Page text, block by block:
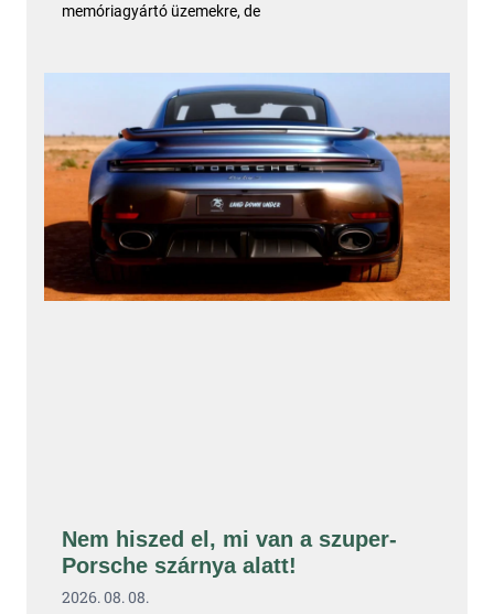
memóriagyártó üzemekre, de
Nem hiszed el, mi van a szuper-
Porsche szárnya alatt!
2026. 08. 08.